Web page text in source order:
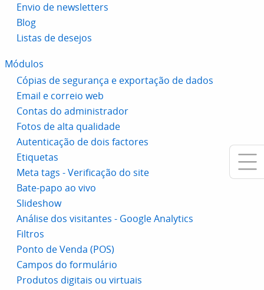
Envio de newsletters
Blog
Listas de desejos
Módulos
Cópias de segurança e exportação de dados
Email e correio web
Contas do administrador
Fotos de alta qualidade
Autenticação de dois factores
Etiquetas
Meta tags - Verificação do site
Bate-papo ao vivo
Slideshow
Análise dos visitantes - Google Analytics
Filtros
Ponto de Venda (POS)
Campos do formulário
Produtos digitais ou virtuais